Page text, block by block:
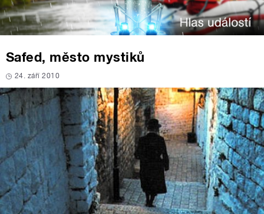
Safed, město mystiků
24. září 2010